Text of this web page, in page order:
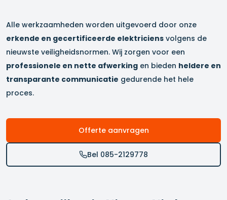
Alle werkzaamheden worden uitgevoerd door onze
erkende en gecertificeerde elektriciens volgens de
nieuwste veiligheidsnormen. Wij zorgen voor een
professionele en nette afwerking en bieden heldere en
transparante communicatie gedurende het hele
proces.
Offerte aanvragen
Bel 085-2129778